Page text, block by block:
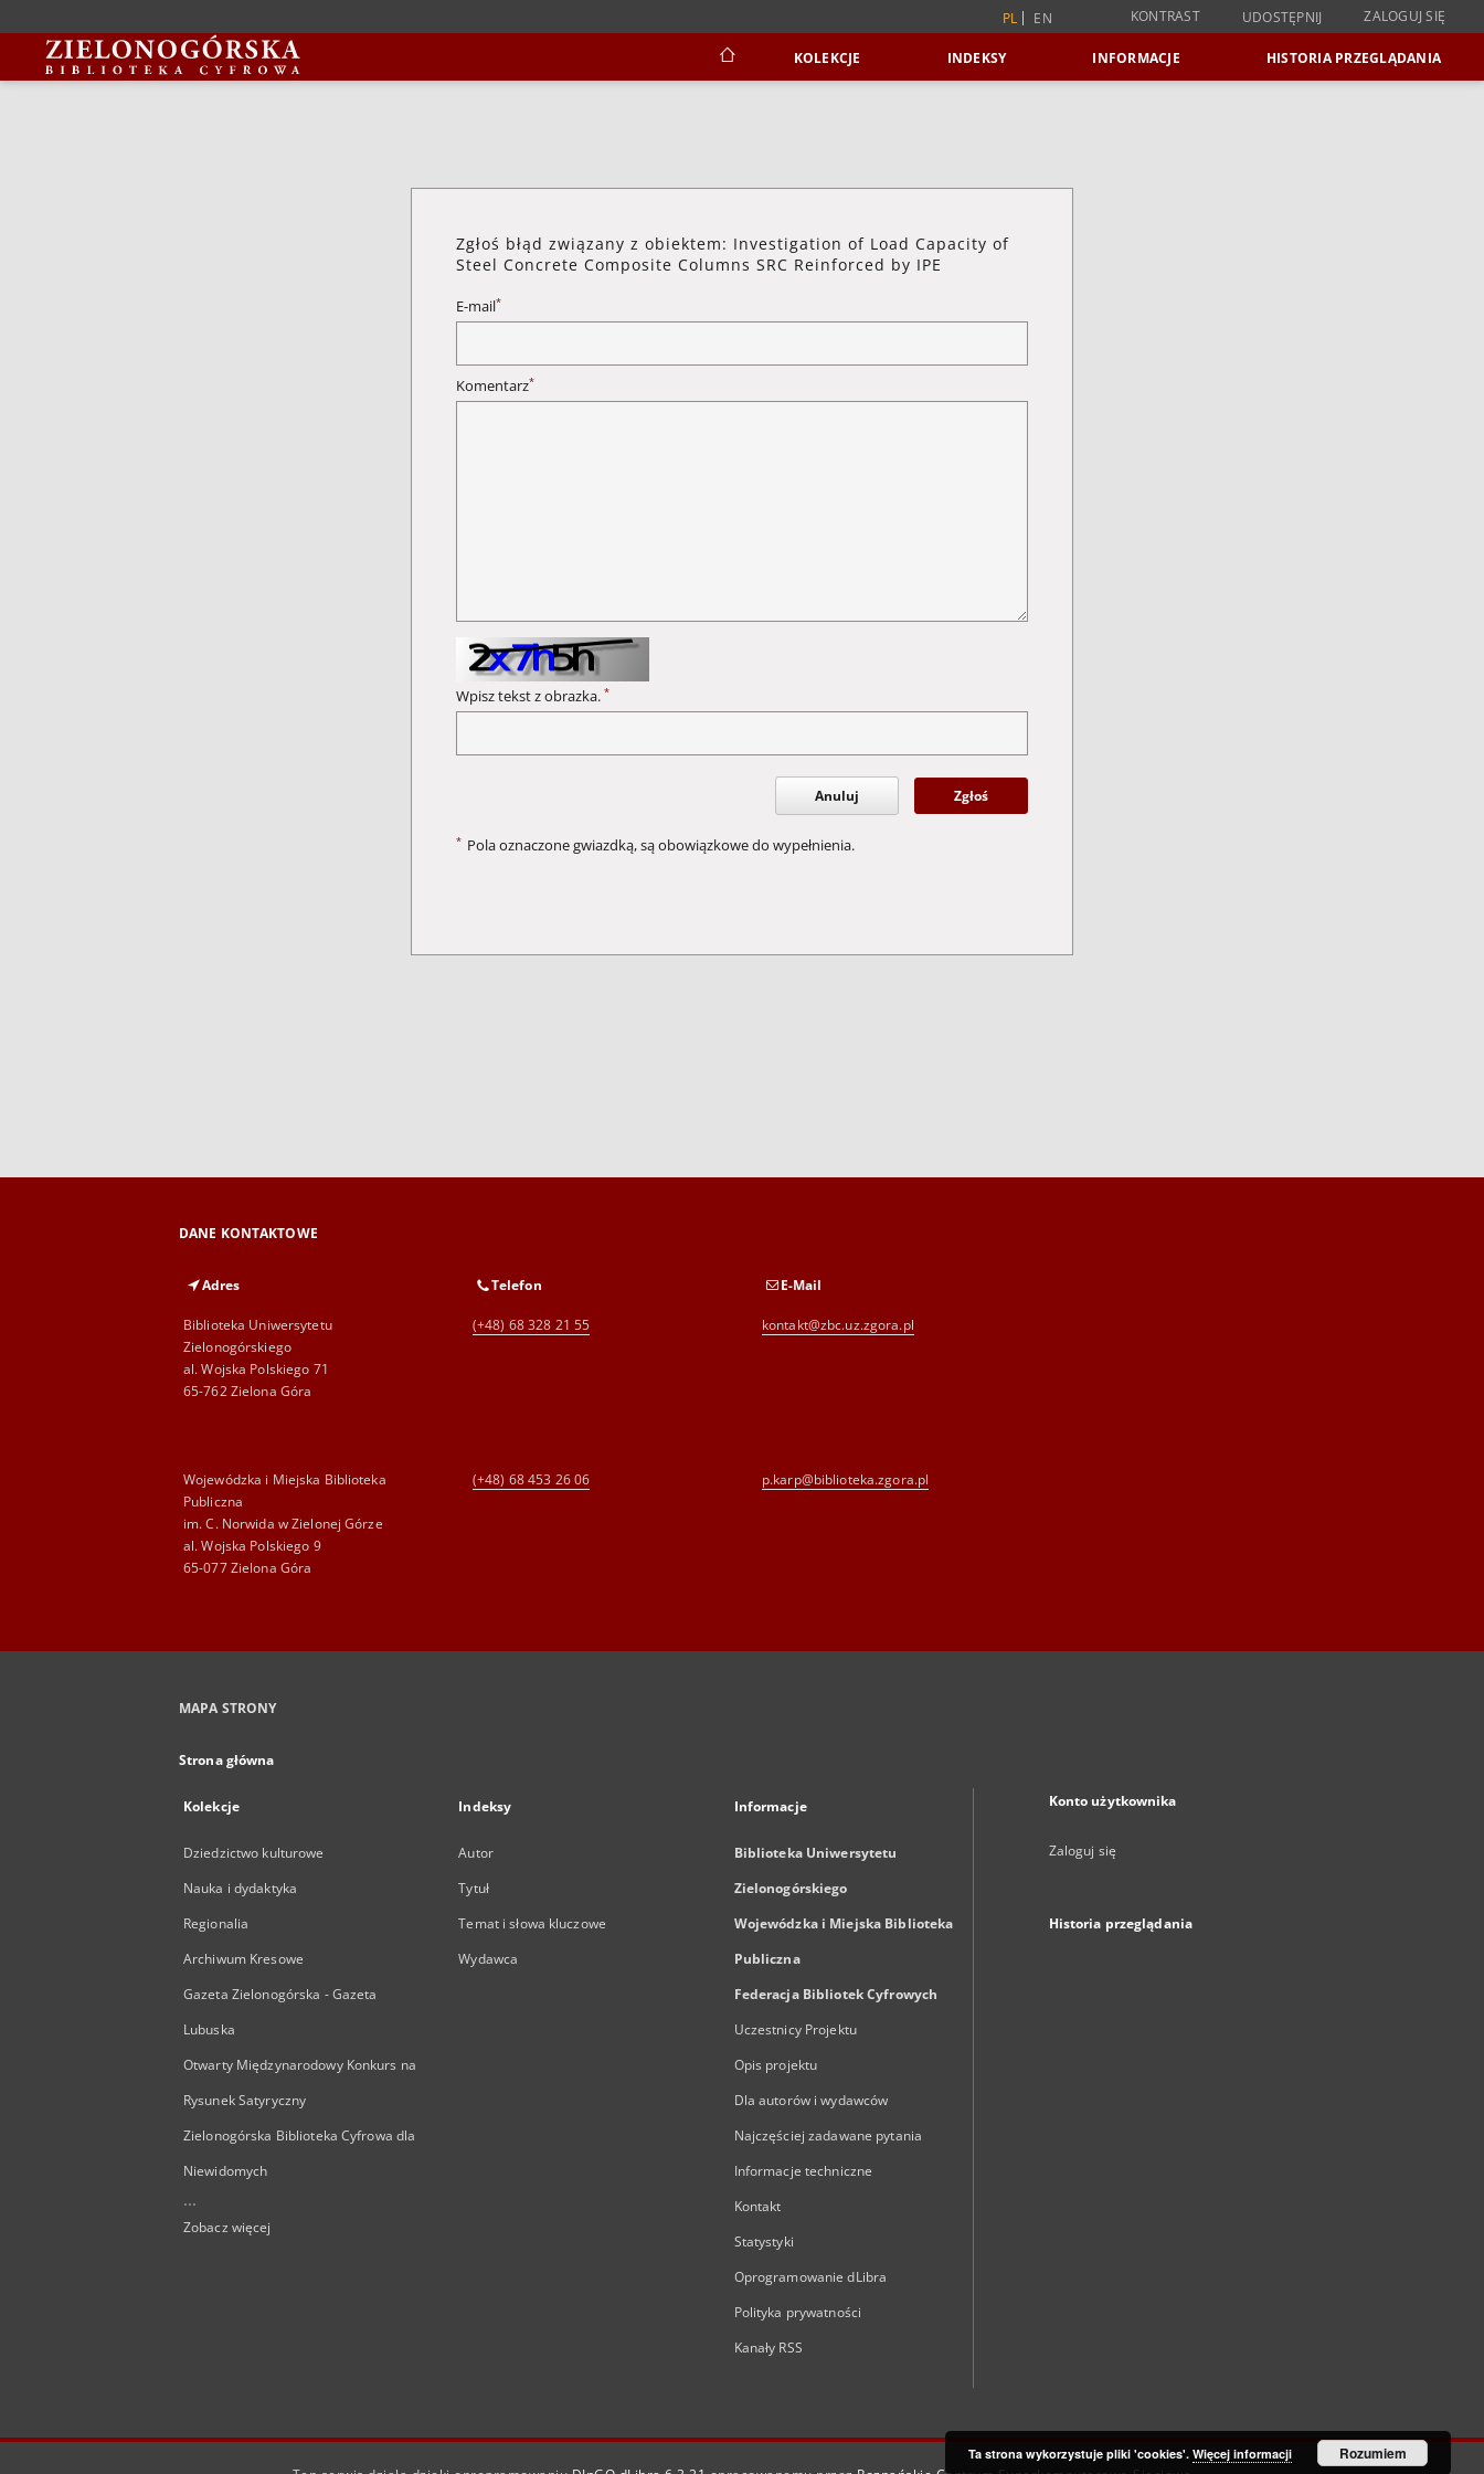
PL EN KONTRAST UDOSTĘPNIJ ZALOGUJ SIĘ
KOLEKCJE INDEKSY INFORMACJE HISTORIA PRZEGLĄDANIA
Zgłoś błąd związany z obiektem: Investigation of Load Capacity of
Steel Concrete Composite Columns SRC Reinforced by IPE
E-mail*
Komentarz*
Wpisz tekst z obrazka. *
Anuluj Zgłoś
* Pola oznaczone gwiazdką, są obowiązkowe do wypełnienia.
DANE KONTAKTOWE
Adres
Biblioteka Uniwersytetu
Zielonogórskiego
al. Wojska Polskiego 71
65-762 Zielona Góra
Telefon
(+48) 68 328 21 55
E-Mail
kontakt@zbc.uz.zgora.pl
Wojewódzka i Miejska Biblioteka
Publiczna
im. C. Norwida w Zielonej Górze
al. Wojska Polskiego 9
65-077 Zielona Góra
(+48) 68 453 26 06 p.karp@biblioteka.zgora.pl
MAPA STRONY
Strona główna
Kolekcje
Dziedzictwo kulturowe
Nauka i dydaktyka
Regionalia
Archiwum Kresowe
Gazeta Zielonogórska - Gazeta
Lubuska
Otwarty Międzynarodowy Konkurs na
Rysunek Satyryczny
Zielonogórska Biblioteka Cyfrowa dla
Niewidomych
...
Zobacz więcej
Indeksy
Autor
Tytuł
Temat i słowa kluczowe
Wydawca
Informacje
Biblioteka Uniwersytetu
Zielonogórskiego
Wojewódzka i Miejska Biblioteka
Publiczna
Federacja Bibliotek Cyfrowych
Uczestnicy Projektu
Opis projektu
Dla autorów i wydawców
Najczęściej zadawane pytania
Informacje techniczne
Kontakt
Statystyki
Oprogramowanie dLibra
Polityka prywatności
Kanały RSS
Konto użytkownika
Zaloguj się
Historia przeglądania
Ta strona wykorzystuje pliki 'cookies'. Więcej informacji Rozumiem